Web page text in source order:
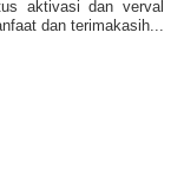
aktivasi dan verval
dan terimakasih...